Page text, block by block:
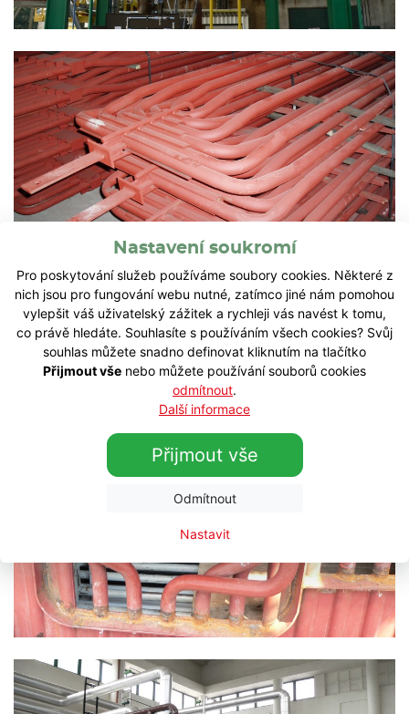
Nastavení soukromí
Pro poskytování služeb používáme soubory cookies. Některé z
nich jsou pro fungování webu nutné, zatímco jiné nám pomohou
vylepšit váš uživatelský zážitek a rychleji vás navést k tomu,
co právě hledáte. Souhlasíte s používáním všech cookies? Svůj
souhlas můžete snadno definovat kliknutím na tlačítko
Přijmout vše nebo můžete používání souborů cookies
odmítnout.
Další informace
Přijmout vše
Odmítnout
Nastavit